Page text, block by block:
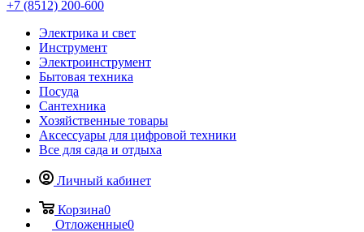
+7 (8512) 200-600
Электрика и свет
Инструмент
Электроинструмент
Бытовая техника
Посуда
Сантехника
Хозяйственные товары
Аксессуары для цифровой техники
Все для сада и отдыха
Личный кабинет
Корзина0
Отложенные0